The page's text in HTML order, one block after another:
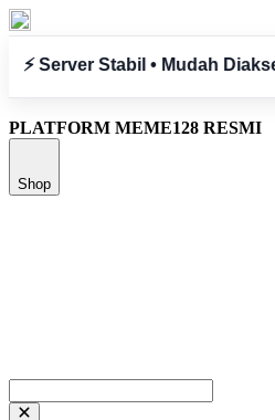
Lancar Tanpa Hambatan
PLATFORM MEME128 RESMI
Shop